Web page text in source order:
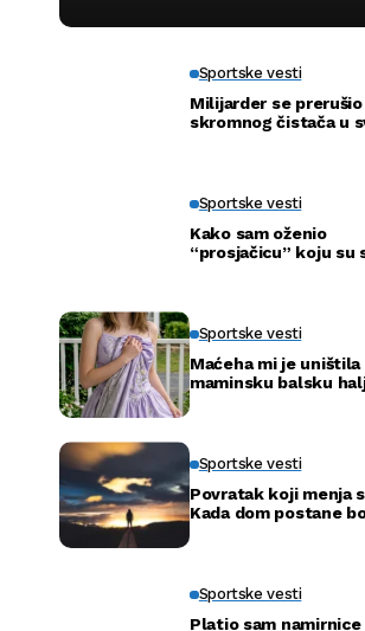
Sportske vesti
Milijarder se prerušio
skromnog čistača u
Sportske vesti
Kako sam oženio
“prosjačicu” koju su
Sportske vesti
Maćeha mi je uništila
maminsku balsku
Sportske vesti
Povratak koji menja
Kada dom postane
Sportske vesti
Platio sam namirnice